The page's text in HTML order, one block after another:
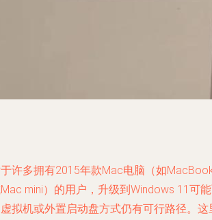
许多拥有2015年款Mac电脑（如
mini）的用户，升级到Windows 11可
拟机或外置启动盘方式仍有可行路径。